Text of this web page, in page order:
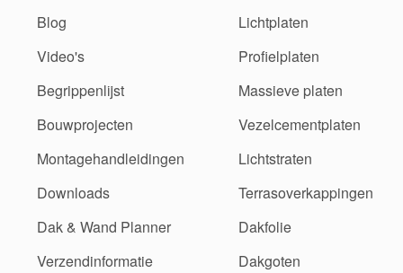
Blog
Video's
Begrippenlijst
Bouwprojecten
Montagehandleidingen
Downloads
Dak & Wand Planner
Verzendinformatie
Lichtplaten
Profielplaten
Massieve platen
Vezelcementplaten
Lichtstraten
Terrasoverkappingen
Dakfolie
Dakgoten